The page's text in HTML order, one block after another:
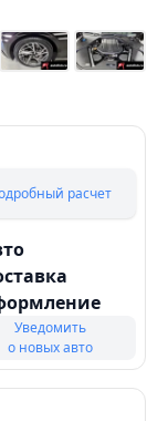
расчет
Уведомить
о новых авто